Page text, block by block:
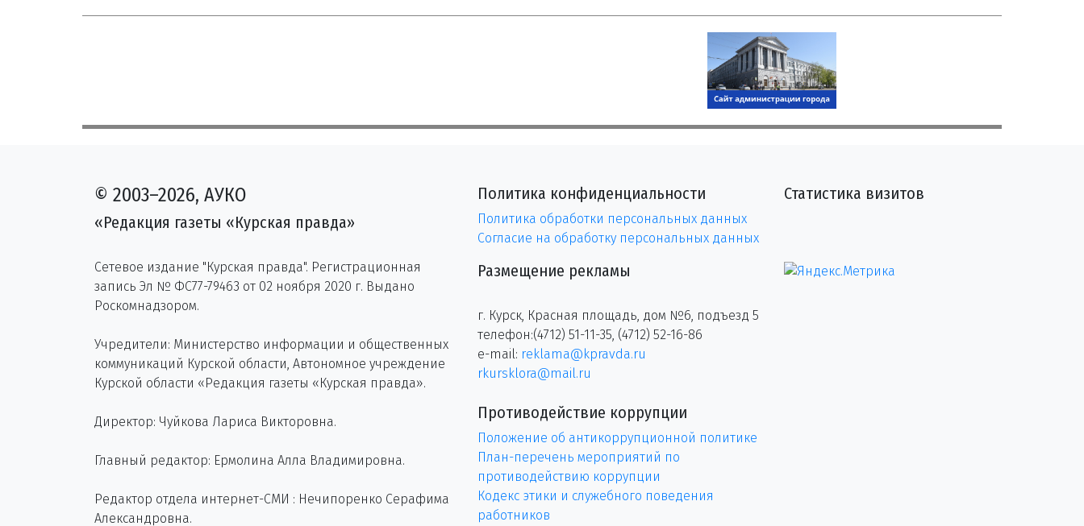
© 2003–2026, АУКО
«Редакция газеты «Курская правда»
Сетевое издание "Курская правда". Регистрационная
запись Эл № ФС77-79463 от 02 ноября 2020 г. Выдано
Роскомнадзором.
Учредители: Министерство информации и общественных
коммуникаций Курской области, Автономное учреждение
Курской области «Редакция газеты «Курская правда».
Директор: Чуйкова Лариса Викторовна.
Главный редактор: Ермолина Алла Владимировна.
Редактор отдела интернет-СМИ : Нечипоренко Серафима
Александровна.
Политика конфиденциальности
Политика обработки персональных данных
Согласие на обработку персональных данных
Размещение рекламы
г. Курск, Красная площадь, дом №6, подъезд 5
телефон:(4712) 51-11-35, (4712) 52-16-86
e-mail: reklama@kpravda.ru
rkursklora@mail.ru
Противодействие коррупции
Положение об антикоррупционной политике
План-перечень мероприятий по
противодействию коррупции
Кодекс этики и служебного поведения
работников
Статистика визитов